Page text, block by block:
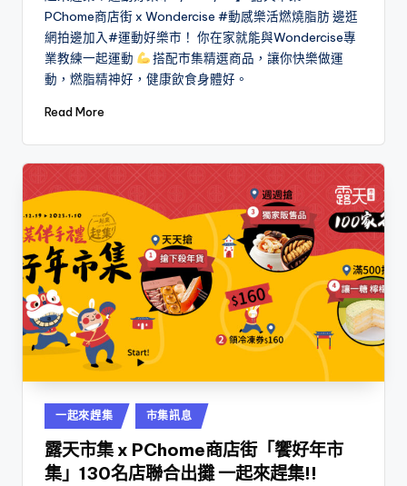
PChome商店街 x Wondercise #動感樂活燃燒脂肪 邊逛
網拍邊加入#運動好樂市！ 你在家就能與Wondercise專
業教練一起運動
搭配市集精選商品，讓你快樂做運
動，燃脂精神好，健康飲食身體好。
Read More
Posted
in
一起來趕集 市集訊息
露天市集 x PChome商店街「饗好年市
集」130名店聯合出攤 一起來趕集!!